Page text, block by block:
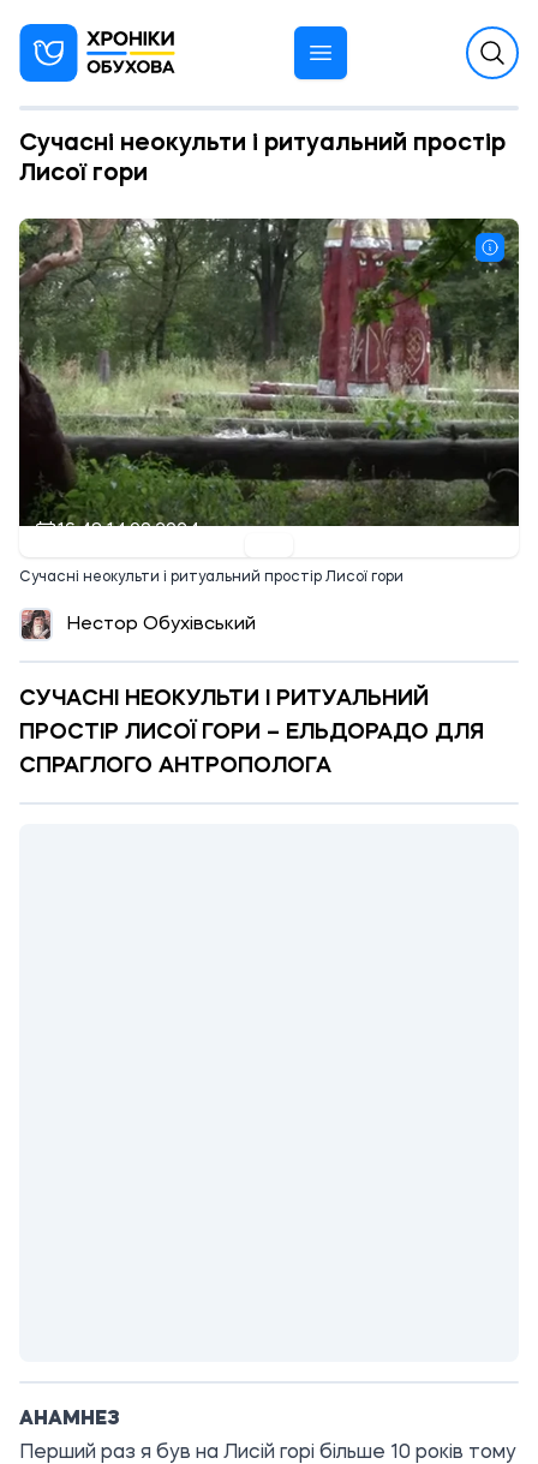
Сучасні неокульти і ритуальний простір
Лисої гори
16:48 14.09.2024
Сучасні неокульти і ритуальний простір Лисої гори
Нестор Обухівський
СУЧАСНІ НЕОКУЛЬТИ І РИТУАЛЬНИЙ
ПРОСТІР ЛИСОЇ ГОРИ – ЕЛЬДОРАДО ДЛЯ
СПРАГЛОГО АНТРОПОЛОГА
АНАМНЕЗ
Перший раз я був на Лисій горі більше 10 років тому